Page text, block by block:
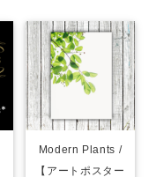
Modern Plants /
【アートポスター